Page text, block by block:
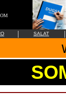
| SALAT |